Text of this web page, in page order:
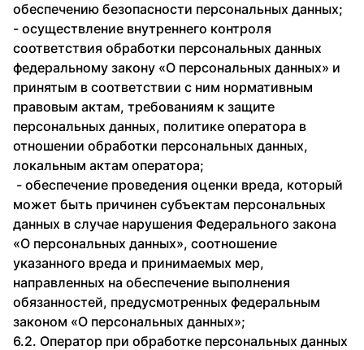
обеспечению безопасности персональных данных;
- осуществление внутреннего контроля
соответствия обработки персональных данных
федеральному закону «О персональных данных» и
принятым в соответствии с ним нормативным
правовым актам, требованиям к защите
персональных данных, политике оператора в
отношении обработки персональных данных,
локальным актам оператора;
- обеспечение проведения оценки вреда, который
может быть причинен субъектам персональных
данных в случае нарушения Федерального закона
«О персональных данных», соотношение
указанного вреда и принимаемых мер,
направленных на обеспечение выполнения
обязанностей, предусмотренных федеральным
законом «О персональных данных»;
6.2. Оператор при обработке персональных данных